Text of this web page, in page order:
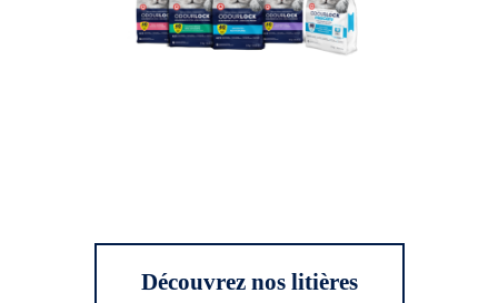
Découvrez nos litières